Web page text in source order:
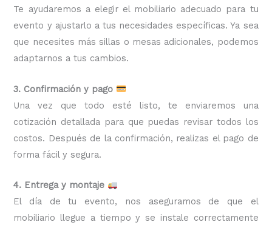
Te ayudaremos a elegir el mobiliario adecuado para tu
evento y ajustarlo a tus necesidades específicas. Ya sea
que necesites más sillas o mesas adicionales, podemos
adaptarnos a tus cambios.
3. Confirmación y pago
Una vez que todo esté listo, te enviaremos una
cotización detallada para que puedas revisar todos los
costos. Después de la confirmación, realizas el pago de
forma fácil y segura.
4. Entrega y montaje
El día de tu evento, nos aseguramos de que el
mobiliario llegue a tiempo y se instale correctamente